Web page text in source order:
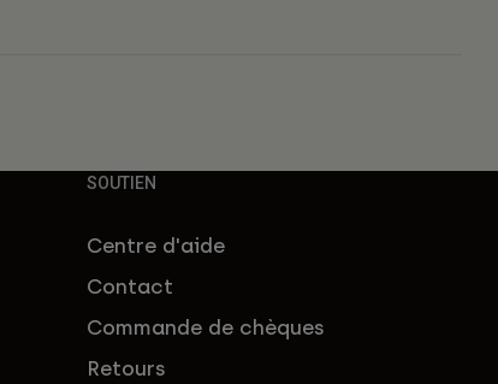
SOUTIEN
Centre d'aide
Contact
Commande de chèques
Retours